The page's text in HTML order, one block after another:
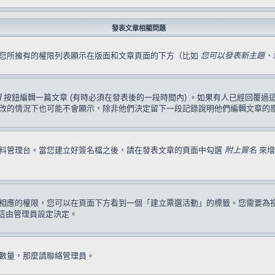
發表文章相關問題
所擁有的權限列表顯示在版面和文章頁面的下方（比如 您可以發表新主題
按鈕編輯一篇文章 (有時必須在發表後的一段時間內) 。如果有人已經回覆
情況下也可能不會顯示，除非他們決定留下一段記錄說明他們編輯文章
管理台。當您建立好簽名檔之後，請在發表文章的頁面中勾選 附上簽名 來
的權限，您可以在頁面下方看到一個「建立票選活動」的標籤。您需要
由管理員設定決定。
量，那麼請聯絡管理員。